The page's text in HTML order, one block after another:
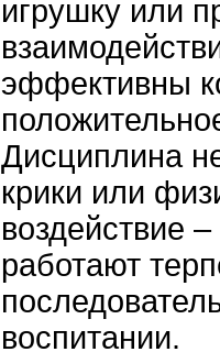
игрушку или
эффективны
Дисциплина
крики или
воздействие
работают
воспитании.